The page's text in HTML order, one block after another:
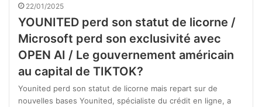
22/01/2025
YOUNITED perd son statut de licorne /
Microsoft perd son exclusivité avec
OPEN AI / Le gouvernement américain
au capital de TIKTOK?
Younited perd son statut de licorne mais repart sur de
nouvelles bases Younited, spécialiste du crédit en ligne, a